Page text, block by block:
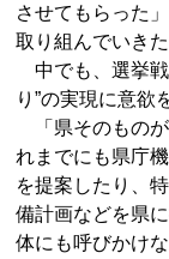
させてもらった
取り組んでいき
中でも、選挙戦
り”の実現に意欲
「県そのものが
れまでにも県庁
を提案したり、
備計画などを県
体にも呼びかけ